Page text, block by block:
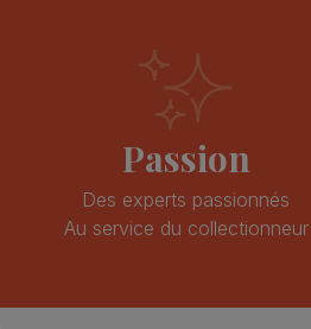
Passion
Des experts passionnés
Au service du collectionneur